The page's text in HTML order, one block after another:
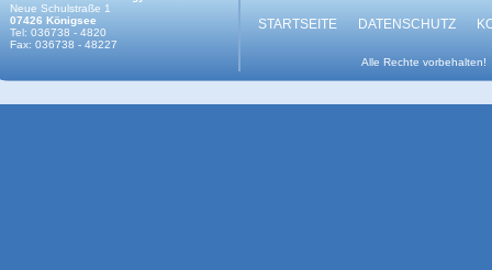
Neue Schulstraße 1
07426 Königsee
Tel: 036738 - 4820
Fax: 036738 - 48227
STARTSEITE DATENSCHUTZ
Alle Rechte